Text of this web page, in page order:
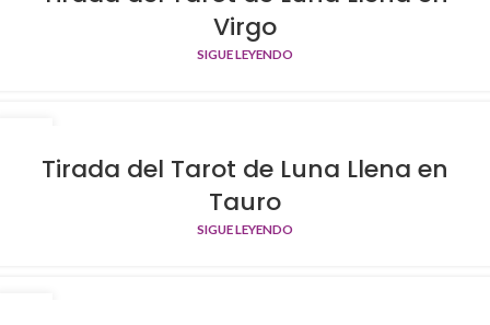
Virgo
SIGUE LEYENDO
Tirada del Tarot de Luna Llena en
Tauro
SIGUE LEYENDO